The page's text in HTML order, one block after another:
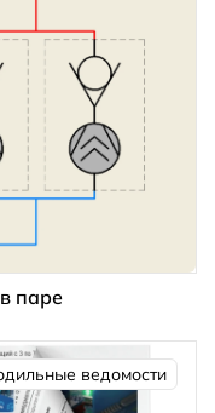
паре
ведомости